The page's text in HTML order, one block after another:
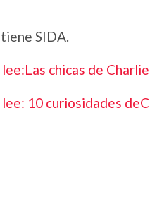
SIDA.
chicas de
10 curiosidades